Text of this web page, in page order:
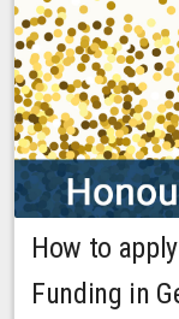
How to
Funding in